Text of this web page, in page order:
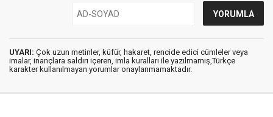
UYARI: Çok uzun metinler, küfür, hakaret, rencide edici cümleler veya
imalar, inançlara saldırı içeren, imla kuralları ile yazılmamış,Türkçe
karakter kullanılmayan yorumlar onaylanmamaktadır.